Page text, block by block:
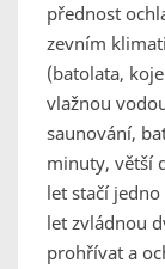
přednost
zevním
(batolata,
vlažnou
saunování,
minuty, větší
let stačí
let zvládnou
prohřívat a